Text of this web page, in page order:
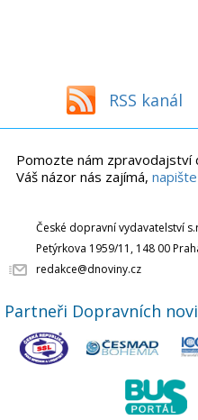
RSS kanál
Pomozte nám zpravodajství
Váš názor nás zajímá,
České dopravní vydavatelství
Petýrkova 1959/11, 148 00
redakce@dnoviny.cz
Partneři Dopravních